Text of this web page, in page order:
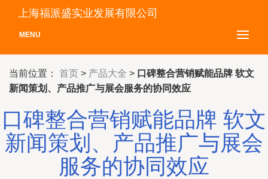
上海福派盛实业发展有限公司
MENU
当前位置： 首页 > 产品大全 > 口碑整合营销赋能品牌 软文
新闻策划、产品推广与展会服务的协同效应
口碑整合营销赋能品牌 软文
新闻策划、产品推广与展会
服务的协同效应